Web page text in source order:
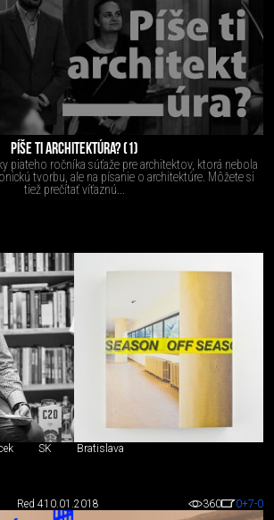
PÍŠE TI ARCHITEKTÚRA? (1)
piateho ročníka súťaže pre architektov, ktorá nebola
tvorbu, ale na písanie o architektúre. Môžete si
tiež prečítať víťaznú...
SK Bratislava
Red 410.01.2018 360 0+7-0